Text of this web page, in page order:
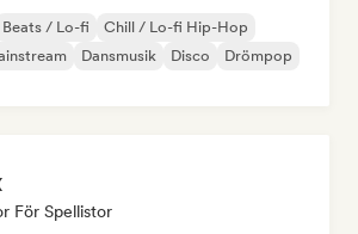
Beats / Lo-fi
Chill / Lo-fi Hip-Hop
Dansmusik Disco
Drömpop
För Spellistor